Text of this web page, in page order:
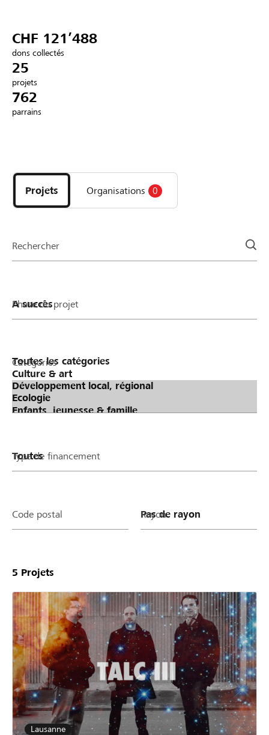
Se connecter
DE FR IT
CHF 121’488
dons collectés
25
projets
762
parrains
les
projets
et
la
Projets Organisations 0
Rechercher
Phase du projet
Catégories
Type de financement
Code postal Rayon
5 Projets
Lausanne